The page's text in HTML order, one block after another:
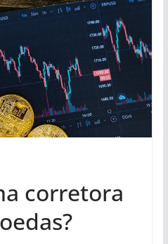
corretora